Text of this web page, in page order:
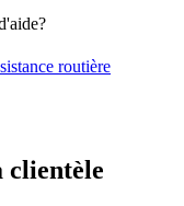
routière
clientèle